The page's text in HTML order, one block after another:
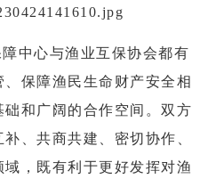
中心与渔业互保协会都有
保障渔民生命财产安全相
和广阔的合作空间。双方
、共商共建、密切协作、
，既有利于更好发挥对渔